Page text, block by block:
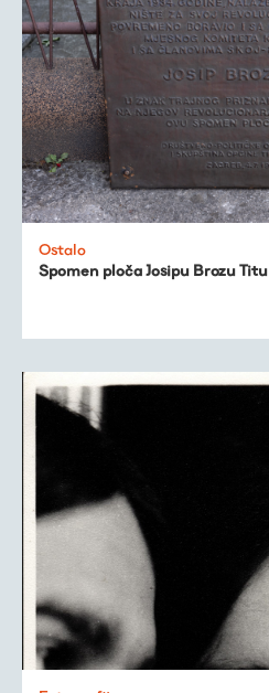
Ostalo
Spomen ploča Josipu Brozu Titu